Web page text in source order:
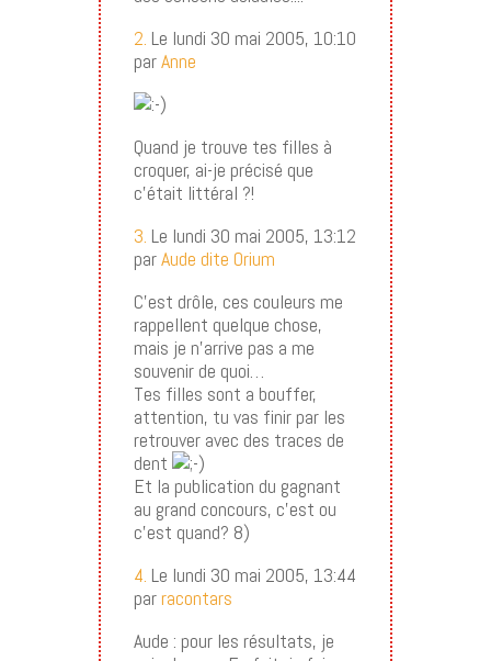
2. Le lundi 30 mai 2005, 10:10
parAnne
Quand je trouve tes filles à
croquer, ai-je précisé que
c’était littéral ?!
3. Le lundi 30 mai 2005, 13:12
parAude dite Orium
C’est drôle, ces couleurs me
rappellent quelque chose,
mais je n’arrive pas a me
souvenir de quoi…
Tes filles sont a bouffer,
attention, tu vas finir par les
retrouver avec des traces de
dent
Et la publication du gagnant
au grand concours, c’est ou
c’est quand? 8)
4. Le lundi 30 mai 2005, 13:44
parracontars
Aude : pour les résultats, je